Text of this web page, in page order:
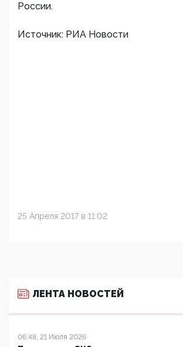
России.
Источник: РИА Новости
25 Апреля 2017 в 11:02
ЛЕНТА НОВОСТЕЙ
06:48, 21 Июля 2026